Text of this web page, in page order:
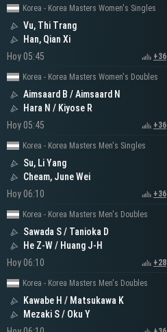
Korea - Korea Masters Women's Singles
Vu, Thi Trang
Han, Qian Xi
Hoy 05:45
+36
Korea - Korea Masters Women's Doubles
Aimsaard B / Aimsaard N
Hara N / Kiyose R
Hoy 05:45
+36
Korea - Korea Masters Men's Singles
Su, Li Yang
Cheam, June Wei
Hoy 06:10
+36
Korea - Korea Masters Men's Doubles
Sawada S / Tanioka D
He Z-W / Huang J-H
Hoy 06:10
+28
Korea - Korea Masters Men's Doubles
Kawabe H / Matsukawa K
Mezaki S / Oku Y